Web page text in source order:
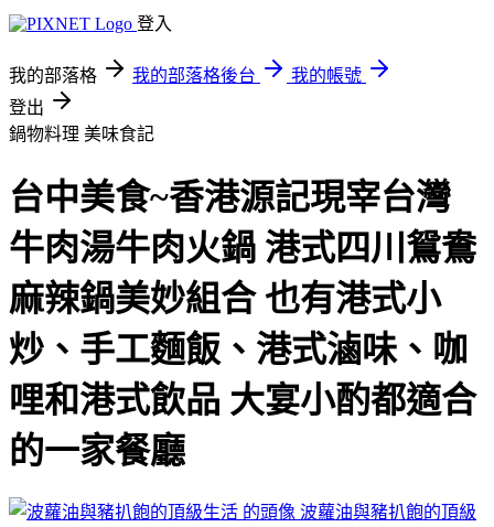
登入
我的部落格 我的部落格後台
我的帳號
登出
鍋物料理 美味食記
台中美食~香港源記現宰台灣
牛肉湯牛肉火鍋 港式四川鴛鴦
麻辣鍋美妙組合 也有港式小
炒、手工麵飯、港式滷味、咖
哩和港式飲品 大宴小酌都適合
的一家餐廳
波蘿油與豬扒飽的頂級